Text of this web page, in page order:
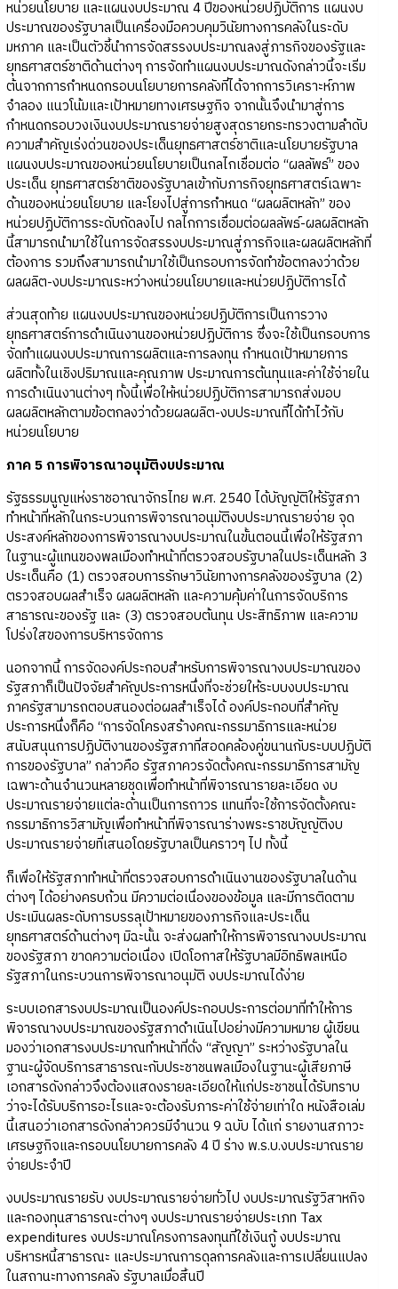
หน่วยนโยบาย และแผนงบประมาณ 4 ปีของหน่วยปฏิบัติการ แผนงบ
ประมาณของรัฐบาลเป็นเครื่องมือควบคุมวินัยทางการคลังในระดับ
มหภาค และเป็นตัวชี้นำการจัดสรรงบประมาณลงสู่ภารกิจของรัฐและ
ยุทธศาสตร์ชาติด้านต่างๆ การจัดทำแผนงบประมาณดังกล่าวนี้จะเริ่ม
ต้นจากการกำหนดกรอบนโยบายการคลังที่ได้จากการวิเคราะห์ภาพ
จำลอง แนวโน้มและเป้าหมายทางเศรษฐกิจ จากนั้นจึงนำมาสู่การ
กำหนดกรอบวงเงินงบประมาณรายจ่ายสูงสุดรายกระทรวงตามลำดับ
ความสำคัญเร่งด่วนของประเด็นยุทธศาสตร์ชาติและนโยบายรัฐบาล
แผนงบประมาณของหน่วยนโยบายเป็นกลไกเชื่อมต่อ “ผลลัพธ์” ของ
ประเด็น ยุทธศาสตร์ชาติของรัฐบาลเข้ากับภารกิจยุทธศาสตร์เฉพาะ
ด้านของหน่วยนโยบาย และโยงไปสู่การกำหนด “ผลผลิตหลัก” ของ
หน่วยปฏิบัติการระดับถัดลงไป กลไกการเชื่อมต่อผลลัพธ์-ผลผลิตหลัก
นี้สามารถนำมาใช้ในการจัดสรรงบประมาณสู่ภารกิจและผลผลิตหลักที่
ต้องการ รวมถึงสามารถนำมาใช้เป็นกรอบการจัดทำข้อตกลงว่าด้วย
ผลผลิต-งบประมาณระหว่างหน่วยนโยบายและหน่วยปฏิบัติการได้
ส่วนสุดท้าย แผนงบประมาณของหน่วยปฏิบัติการเป็นการวาง
ยุทธศาสตร์การดำเนินงานของหน่วยปฏิบัติการ ซึ่งจะใช้เป็นกรอบการ
จัดทำแผนงบประมาณการผลิตและการลงทุน กำหนดเป้าหมายการ
ผลิตทั้งในเชิงปริมาณและคุณภาพ ประมาณการต้นทุนและค่าใช้จ่ายใน
การดำเนินงานต่างๆ ทั้งนี้เพื่อให้หน่วยปฏิบัติการสามารถส่งมอบ
ผลผลิตหลักตามข้อตกลงว่าด้วยผลผลิต-งบประมาณที่ได้ทำไว้กับ
หน่วยนโยบาย
ภาค 5 การพิจารณาอนุมัติงบประมาณ
รัฐธรรมนูญแห่งราชอาณาจักรไทย พ.ศ. 2540 ได้บัญญัติให้รัฐสภา
ทำหน้าที่หลักในกระบวนการพิจารณาอนุมัติงบประมาณรายจ่าย จุด
ประสงค์หลักของการพิจารณางบประมาณในขั้นตอนนี้เพื่อให้รัฐสภา
ในฐานะผู้แทนของพลเมืองทำหน้าที่ตรวจสอบรัฐบาลในประเด็นหลัก 3
ประเด็นคือ (1) ตรวจสอบการรักษาวินัยทางการคลังของรัฐบาล (2)
ตรวจสอบผลสำเร็จ ผลผลิตหลัก และความคุ้มค่าในการจัดบริการ
สาธารณะของรัฐ และ (3) ตรวจสอบต้นทุน ประสิทธิภาพ และความ
โปร่งใสของการบริหารจัดการ
นอกจากนี้ การจัดองค์ประกอบสำหรับการพิจารณางบประมาณของ
รัฐสภาก็เป็นปัจจัยสำคัญประการหนึ่งที่จะช่วยให้ระบบงบประมาณ
ภาครัฐสามารถตอบสนองต่อผลสำเร็จได้ องค์ประกอบที่สำคัญ
ประการหนึ่งก็คือ “การจัดโครงสร้างคณะกรรมาธิการและหน่วย
สนับสนุนการปฏิบัติงานของรัฐสภาที่สอดคล้องคู่ขนานกับระบบปฏิบัติ
การของรัฐบาล” กล่าวคือ รัฐสภาควรจัดตั้งคณะกรรมาธิการสามัญ
เฉพาะด้านจำนวนหลายชุดเพื่อทำหน้าที่พิจารณารายละเอียด งบ
ประมาณรายจ่ายแต่ละด้านเป็นการถาวร แทนที่จะใช้การจัดตั้งคณะ
กรรมาธิการวิสามัญเพื่อทำหน้าที่พิจารณาร่างพระราชบัญญัติงบ
ประมาณรายจ่ายที่เสนอโดยรัฐบาลเป็นคราวๆ ไป ทั้งนี้
ก็เพื่อให้รัฐสภาทำหน้าที่ตรวจสอบการดำเนินงานของรัฐบาลในด้าน
ต่างๆ ได้อย่างครบถ้วน มีความต่อเนื่องของข้อมูล และมีการติดตาม
ประเมินผลระดับการบรรลุเป้าหมายของภารกิจและประเด็น
ยุทธศาสตร์ด้านต่างๆ มิฉะนั้น จะส่งผลทำให้การพิจารณางบประมาณ
ของรัฐสภา ขาดความต่อเนื่อง เปิดโอกาสให้รัฐบาลมีอิทธิพลเหนือ
รัฐสภาในกระบวนการพิจารณาอนุมัติ งบประมาณได้ง่าย
ระบบเอกสารงบประมาณเป็นองค์ประกอบประการต่อมาที่ทำให้การ
พิจารณางบประมาณของรัฐสภาดำเนินไปอย่างมีความหมาย ผู้เขียน
มองว่าเอกสารงบประมาณทำหน้าที่ดั่ง “สัญญา” ระหว่างรัฐบาลใน
ฐานะผู้จัดบริการสาธารณะกับประชาชนพลเมืองในฐานะผู้เสียภาษี
เอกสารดังกล่าวจึงต้องแสดงรายละเอียดให้แก่ประชาชนได้รับทราบ
ว่าจะได้รับบริการอะไรและจะต้องรับภาระค่าใช้จ่ายเท่าใด หนังสือเล่ม
นี้เสนอว่าเอกสารดังกล่าวควรมีจำนวน 9 ฉบับ ได้แก่ รายงานสภาวะ
เศรษฐกิจและกรอบนโยบายการคลัง 4 ปี ร่าง พ.ร.บ.งบประมาณราย
จ่ายประจำปี
งบประมาณรายรับ งบประมาณรายจ่ายทั่วไป งบประมาณรัฐวิสาหกิจ
และกองทุนสาธารณะต่างๆ งบประมาณรายจ่ายประเภท Tax
expenditures งบประมาณโครงการลงทุนที่ใช้เงินกู้ งบประมาณ
บริหารหนี้สาธารณะ และประมาณการดุลการคลังและการเปลี่ยนแปลง
ในสถานะทางการคลัง รัฐบาลเมื่อสิ้นปี